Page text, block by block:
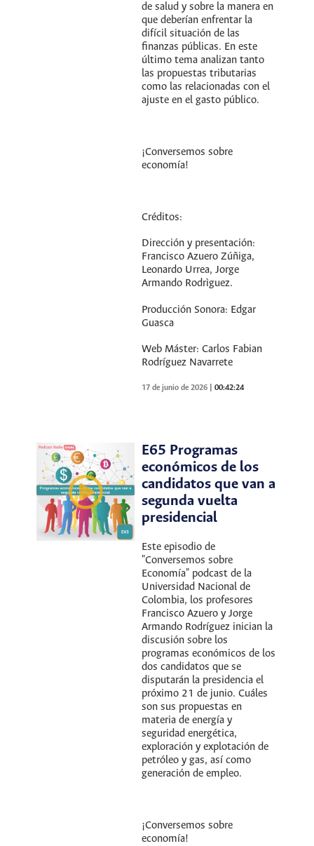
de salud y sobre la manera en
que deberían enfrentar la
difícil situación de las
finanzas públicas. En este
último tema analizan tanto
las propuestas tributarias
como las relacionadas con el
ajuste en el gasto público.
¡Conversemos sobre
economía!
Créditos:
Dirección y presentación:
Francisco Azuero Zúñiga,
Leonardo Urrea, Jorge
Armando Rodrìguez.
Producción Sonora: Edgar
Guasca
Web Máster: Carlos Fabian
Rodríguez Navarrete
17 de junio de 2026 |00:42:24
E65 Programas
económicos de los
candidatos que van a
segunda vuelta
presidencial
Este episodio de
"Conversemos sobre
Economía" podcast de la
Universidad Nacional de
Colombia, los profesores
Francisco Azuero y Jorge
Armando Rodríguez inician la
discusión sobre los
programas económicos de los
dos candidatos que se
disputarán la presidencia el
próximo 21 de junio. Cuáles
son sus propuestas en
materia de energía y
seguridad energética,
exploración y explotación de
petróleo y gas, así como
generación de empleo.
¡Conversemos sobre
economía!